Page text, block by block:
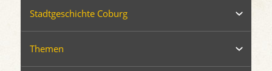
Stadtgeschichte Coburg
Themen